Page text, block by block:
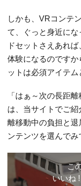
しかも、VRコンテ
て、ぐっと身近に
ドセットさえあれ
体験になるのです
ットは必須アイテム
「はぁ～次の長距
は、当サイトでご
離移動中の負担と
ンテンツを選んで
こ
いいね